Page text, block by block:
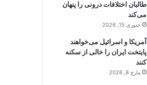
طالبان اختلافات درونی را پنهان
می‌کند
جنوری 15, 2026
آمریکا و اسرائیل می‌خواهند
پایتخت ایران را خالی از سکنه
کنند
مارچ 8, 2026